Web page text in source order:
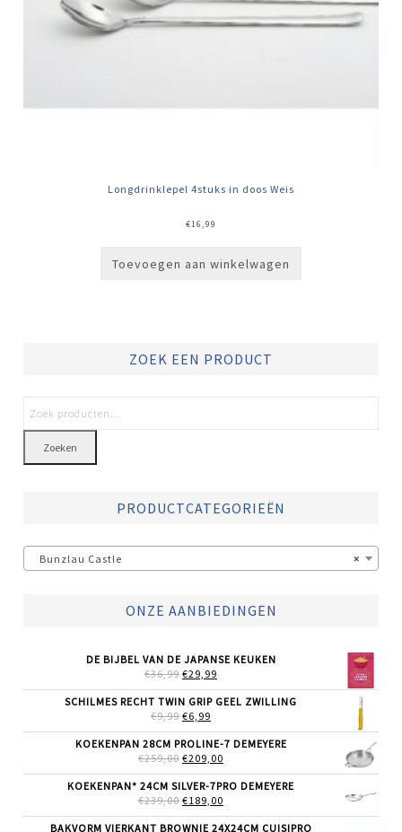
Longdrinklepel 4stuks in doos Weis
€16,99
Toevoegen aan winkelwagen
ZOEK EEN PRODUCT
Zoeken
PRODUCTCATEGORIEËN
×
Bunzlau Castle
ONZE AANBIEDINGEN
DE BIJBEL VAN DE JAPANSE KEUKEN
€36,99 OORSPRONKELIJKE
WAS:
€36,99.
€29,99
IS:
SCHILMES RECHT TWIN GRIP GEEL ZWILLING
€9,99 OORSPRONKELIJKE
WAS:
€9,99.
€6,99
IS:
€6,99.
KOEKENPAN 28CM PROLINE-7 DEMEYERE
€259,00 OORSPRONKELIJKE
WAS:
€259,00.
€209,00
IS:
KOEKENPAN* 24CM SILVER-7PRO DEMEYERE
€239,00 OORSPRONKELIJKE
WAS:
€189,00
IS:
BAKVORM VIERKANT BROWNIE 24X24CM CUISIPRO